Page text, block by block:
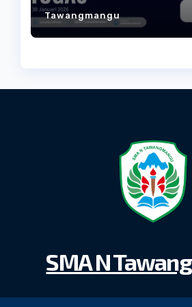
Eko Haryono, S.Pd.,
Tawangmangu
SMA N